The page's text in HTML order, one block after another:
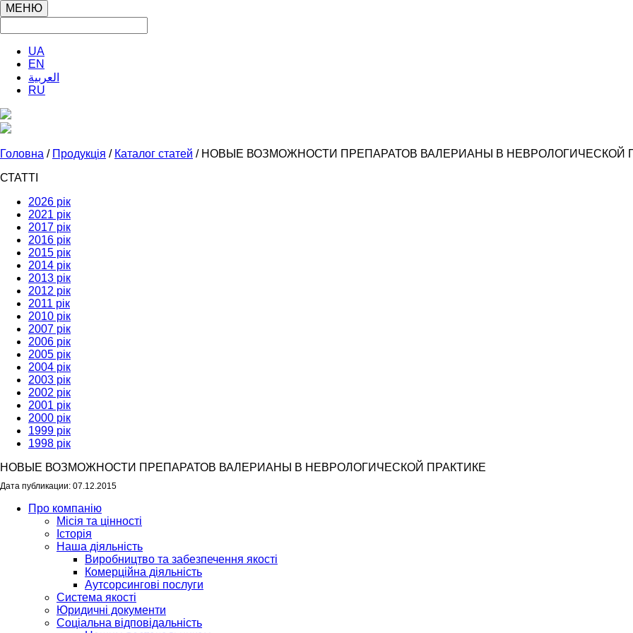
МЕНЮ
UA
EN
العربية
RU
Головна / Продукція / Каталог статей / НОВЫЕ ВОЗМОЖНОСТИ ПРЕПАРАТОВ ВАЛЕРИАНЫ В НЕВРОЛОГИЧЕСКОЙ
СТАТТІ
2026 рік
2021 рік
2017 рік
2016 рік
2015 рік
2014 рік
2013 рік
2012 рік
2011 рік
2010 рік
2007 рік
2006 рік
2005 рік
2004 рік
2003 рік
2002 рік
2001 рік
2000 рік
1999 рік
1998 рік
НОВЫЕ ВОЗМОЖНОСТИ ПРЕПАРАТОВ ВАЛЕРИАНЫ В НЕВРОЛОГИЧЕСКОЙ ПРАКТИКЕ
Дата публикации: 07.12.2015
Про компанію
Місія та цінності
Історія
Наша діяльність
Виробництво та забезпечення якості
Комерційна діяльність
Аутсорсингові послуги
Система якості
Юридичні документи
Соціальна відповідальність